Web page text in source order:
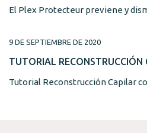
El Plex Protecteur previene y
9 DE SEPTIEMBRE DE 2020
TUTORIAL RECONSTRUCCIÓN
Tutorial Reconstrucción Capilar